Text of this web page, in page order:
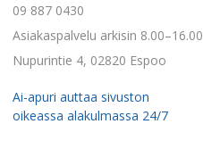
09 887 0430
Asiakaspalvelu arkisin 8.00–16.00
Nupurintie 4, 02820 Espoo
Ai-apuri auttaa sivuston
oikeassa alakulmassa 24/7